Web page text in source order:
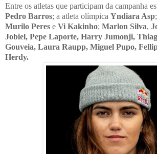
Entre os atletas que participam da campanha
Pedro Barros; a atleta olímpica Yndiara Asp
Murilo Peres e Vi Kakinho; Marlon Silva,
Jobiel, Pepe Laporte, Harry Jumonji,
Gouveia, Laura Raupp, Miguel Pupo,
Herdy.